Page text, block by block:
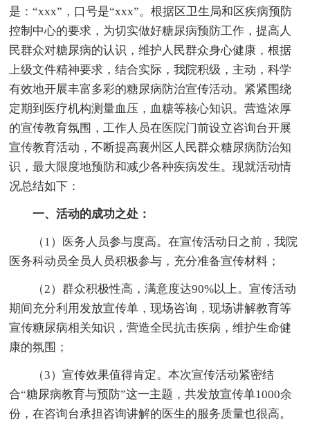
是：“xxx”，口号是“xxx”。根据区卫生局和区疾病预防
控制中心的要求，为切实做好糖尿病预防工作，提高人
民群众对糖尿病的认识，维护人民群众身心健康，根据
上级文件精神要求，结合实际，我院积级，主动，科学
有效地开展丰富多彩的糖尿病防治宣传活动。紧紧围绕
定期到医疗机构测量血压，血糖等核心知识。营造浓厚
的宣传教育氛围，工作人员在医院门前设立咨询台开展
宣传教育活动，不断提高襄州区人民群众糖尿病防治知
识，最大限度地预防和减少各种疾病发生。现就活动情
况总结如下：
一、活动的成功之处：
（1）医务人员参与度高。在宣传活动日之前，我院
医务科动员全员人员积极参与，充分准备宣传材料；
（2）群众积极性高，满意度达90%以上。宣传活动
期间充分利用发放宣传单，现场咨询，现场讲解教育等
宣传糖尿病相关知识，营造全民抗击疾病，维护生命健
康的氛围；
（3）宣传效果值得肯定。本次宣传活动紧密结
合“糖尿病教育与预防”这一主题，共发放宣传单1000余
份，在咨询台承担咨询讲解的医生的服务质量也很高。